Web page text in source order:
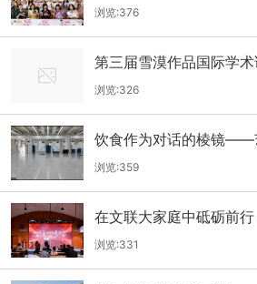
——探讨女性成长
浏览:376
第三届雪漠作品国际学
焦“文学流转的力量”
浏览:326
饮食作为对话的棱镜——
的文化流动性与认知裂隙
浏览:359
在文联大家庭中砥砺前
院启动仪式在北京举办
浏览:331